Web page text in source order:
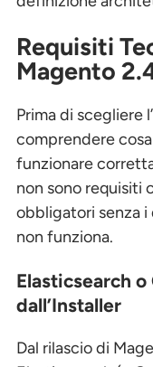
Requisiti
Magento
Prima di scegliere
comprendere
funzionare
non sono requisiti
obbligatori senza i
non funziona.
Elasticsearch
dall’Installer
Dal rilascio di